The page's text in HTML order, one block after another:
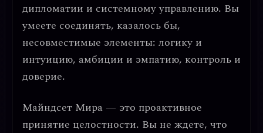
дипломатии и системному управлению. Вы
умеете соединять, казалось бы,
несовместимые элементы: логику и
интуицию, амбиции и эмпатию, контроль и
доверие.
Майндсет Мира — это проактивное
принятие целостности. Вы не ждете, что